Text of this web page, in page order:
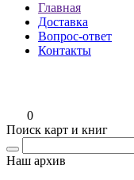
Главная
Доставка
Вопрос-ответ
Контакты
0
Поиск карт и книг
Наш архив